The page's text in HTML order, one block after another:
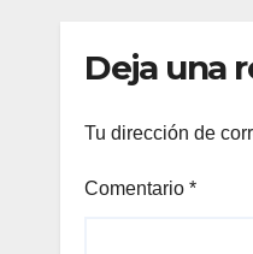
garantiza
Deja una
Tu dirección de
Comentario *